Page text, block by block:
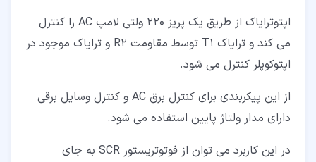
اپتوترایاک از طریق یک پریز 220 ولتی لامپ AC را کنترل
می کند و ترایاک T1 توسط مقاومت R2 و ترایاک موجود در
اپتوکوپلر کنترل می شود.
از این پیکربندی برای کنترل برق AC و کنترل وسایل برقی
دارای مدار ولتاژ پایین استفاده می شود.
در این کاربرد می توان از فوتوتریستور SCR به جای